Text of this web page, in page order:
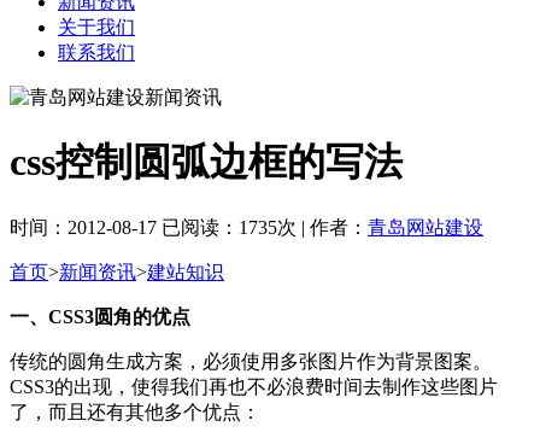
关于我们
联系我们
css控制圆弧边框的写法
时间：2012-08-17 已阅读：1735次 | 作者： 青岛网站建设
首页>新闻资讯>建站知识
一、CSS3圆角的优点
传统的圆角生成方案，必须使用多张图片作为背景图案。
CSS3的出现，使得我们再也不必浪费时间去制作这些图片
了，而且还有其他多个优点：